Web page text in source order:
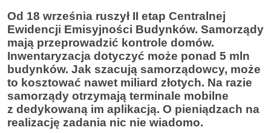
Od 18 września ruszył II etap Centralnej
Ewidencji Emisyjności Budynków. Samorządy
mają przeprowadzić kontrole domów.
Inwentaryzacja dotyczyć może ponad 5 mln
budynków. Jak szacują samorządowcy, może
to kosztować nawet miliard złotych. Na razie
samorządy otrzymają terminale mobilne
z dedykowaną im aplikacją. O pieniądzach na
realizację zadania nic nie wiadomo.